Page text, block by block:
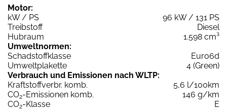
Motor:
kW / PS
96 kW / 131 PS
Treibstoff
Diesel
Hubraum
1.598 cm³
Umweltnormen:
Schadstoffklasse
Euro6d
Umweltplakette
4 (Green)
Verbrauch und Emissionen nach WLTP:
Kraftstoffverbr. komb.
5,6 l/100km
CO2-Emissionen komb.
146 g/km
CO2-Klasse
E